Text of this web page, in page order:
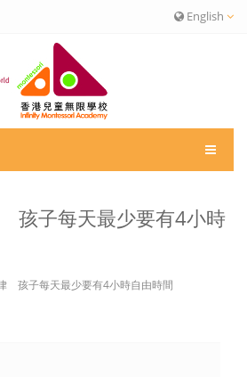
English
孩子每天最少要有4小時
孩子每天最少要有4小時自由時間